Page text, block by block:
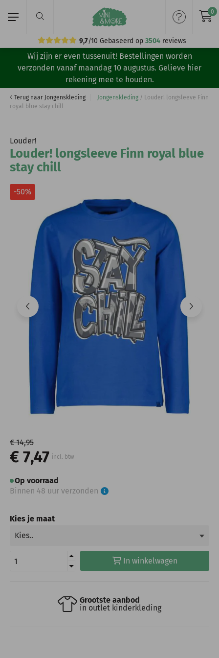
9,7/10 Gebaseerd op 3504 reviews
0
Home
Meisjeskleding
Jongenskleding
Volg ons:
Wij zijn er even tussenuit! Bestellingen worden
verzonden vanaf maandag 10 augustus. Gelieve hier
rekening mee te houden.
Terug naar Jongenskleding Jongenskleding / Louder! longsleeve Finn
royal blue stay chill
Louder!
Louder! longsleeve Finn royal blue
stay chill
-50%
€ 14,95
€ 7,47 incl. btw
Op voorraad
Binnen 48 uur verzonden
Kies je maat
In winkelwagen
Grootste aanbod
in outlet kinderkleding